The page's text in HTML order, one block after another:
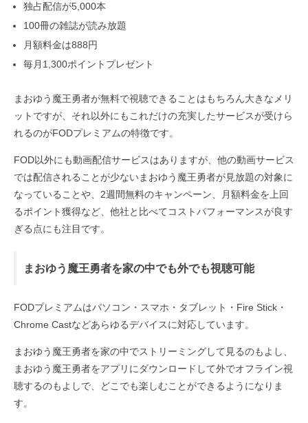
独占配信が5,000本
100冊の雑誌が読み放題
月額料金は888円
毎月1,300ポイントプレゼント
まおゆう魔王勇者が無料で視聴できることはもちろん大きなメリ
ットですが、それ以外にもこれだけの充実したサービスが受けら
れるのがFODプレミアムの特徴です。
FOD以外にも動画配信サービスはありますが、他の動画サービス
では配信されることが少ないまおゆう魔王勇者が見放題の対象に
なっていることや、2週間無料のキャンペーン、月額料金を上回
るポイント獲得など、他社と比べてコストパフォーマンスが良す
ぎる点にも注目です。
まおゆう魔王勇者を家の中でも外でも視聴可能
FODプレミアムはパソコン・スマホ・タブレット・Fire Stick・
Chrome Castなどあらゆるデバイスに対応しています。
まおゆう魔王勇者を家の中でストリーミングして見るのもよし、
まおゆう魔王勇者をアプリにダウンロードして外でオフライン視
聴するのもよしで、どこでも楽しむことができるようになりま
す。